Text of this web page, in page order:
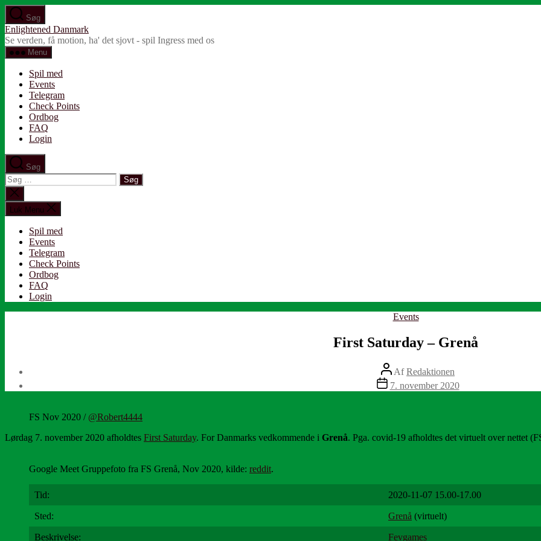
Spring
til
indholdet
Søg
Enlightened Danmark
Se verden, få motion, ha' det sjovt - spil Ingress med os
Menu
Spil med
Events
Telegram
Check Points
Ordbog
FAQ
Login
Søg
Søg
efter:
Luk
søgning
Luk Menu
Spil med
Events
Telegram
Check Points
Ordbog
FAQ
Login
Kategorier
Events
First Saturday – Grenå
Indlægsforfatter
AfRedaktionen
Indlægsdato
7. november 2020
FS Nov 2020 / @Robert4444
Lørdag 7. november 2020 afholdtes First Saturday. For Danmarks vedkommende i Grenå. Pga. covid-19 afholdtes det virtuelt over nettet
Google Meet Gruppefoto fra FS Grenå, Nov 2020, kilde: reddit.
Tid: 2020-11-07 15.00-17.00
Sted: Grenå (virtuelt)
Beskrivelse: Fevgames